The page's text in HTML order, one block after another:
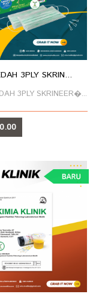
3PLY SKRIN...
3PLY SKRINEER⁣�...